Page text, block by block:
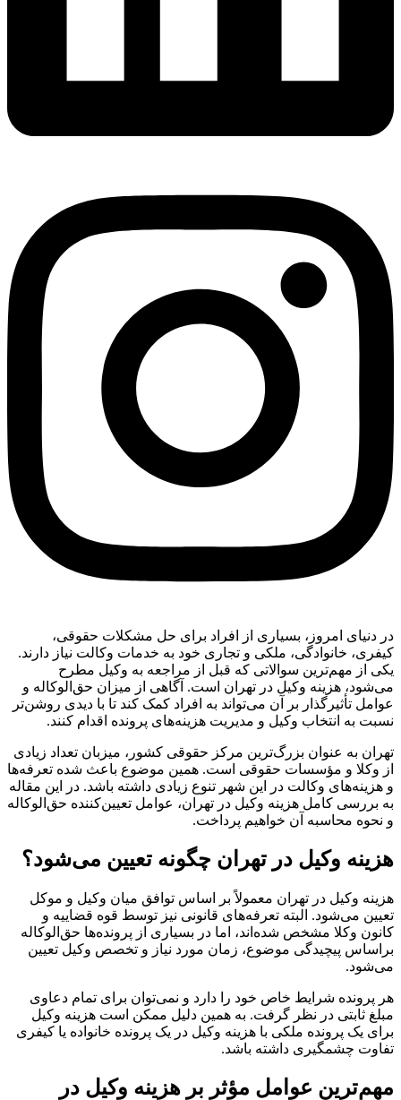
در دنیای امروز، بسیاری از افراد برای حل مشکلات حقوقی،
کیفری، خانوادگی، ملکی و تجاری خود به خدمات وکالت نیاز دارند.
یکی از مهم‌ترین سوالاتی که قبل از مراجعه به وکیل مطرح
می‌شود، هزینه وکیل در تهران است. آگاهی از میزان حق‌الوکاله و
عوامل تأثیرگذار بر آن می‌تواند به افراد کمک کند تا با دیدی روشن‌تر
نسبت به انتخاب وکیل و مدیریت هزینه‌های پرونده اقدام کنند.
تهران به عنوان بزرگ‌ترین مرکز حقوقی کشور، میزبان تعداد زیادی
از وکلا و مؤسسات حقوقی است. همین موضوع باعث شده تعرفه‌ها
و هزینه‌های وکالت در این شهر تنوع زیادی داشته باشد. در این مقاله
به بررسی کامل هزینه وکیل در تهران، عوامل تعیین‌کننده حق‌الوکاله
و نحوه محاسبه آن خواهیم پرداخت.
هزینه وکیل در تهران چگونه تعیین می‌شود؟
هزینه وکیل در تهران معمولاً بر اساس توافق میان وکیل و موکل
تعیین می‌شود. البته تعرفه‌های قانونی نیز توسط قوه قضاییه و
کانون وکلا مشخص شده‌اند، اما در بسیاری از پرونده‌ها حق‌الوکاله
براساس پیچیدگی موضوع، زمان مورد نیاز و تخصص وکیل تعیین
می‌شود.
هر پرونده شرایط خاص خود را دارد و نمی‌توان برای تمام دعاوی
مبلغ ثابتی در نظر گرفت. به همین دلیل ممکن است هزینه وکیل
برای یک پرونده ملکی با هزینه وکیل در یک پرونده خانواده یا کیفری
تفاوت چشمگیری داشته باشد.
مهم‌ترین عوامل مؤثر بر هزینه وکیل در